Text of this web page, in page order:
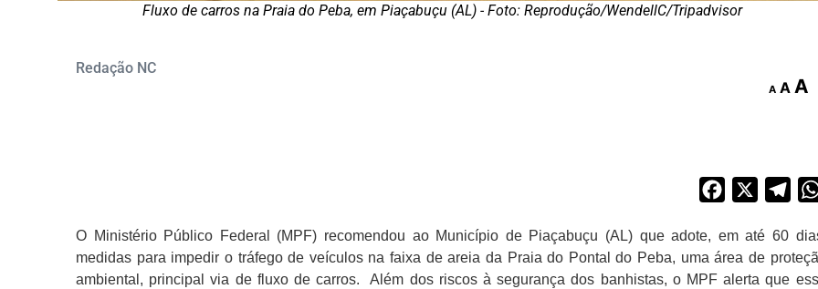
Fluxo de carros na Praia do Peba, em Piaçabuçu (AL) - Foto: Reprodução/WendellC/Tripadvisor
Redação NC
A A A
Facebook
O Ministério Público Federal (MPF) recomendou ao Município de Piaçabuçu (AL) que adote, em até 60
medidas para impedir o tráfego de veículos na faixa de areia da Praia do Pontal do Peba, uma área de
ambiental, principal via de fluxo de carros. Além dos riscos à segurança dos banhistas, o MPF alerta que